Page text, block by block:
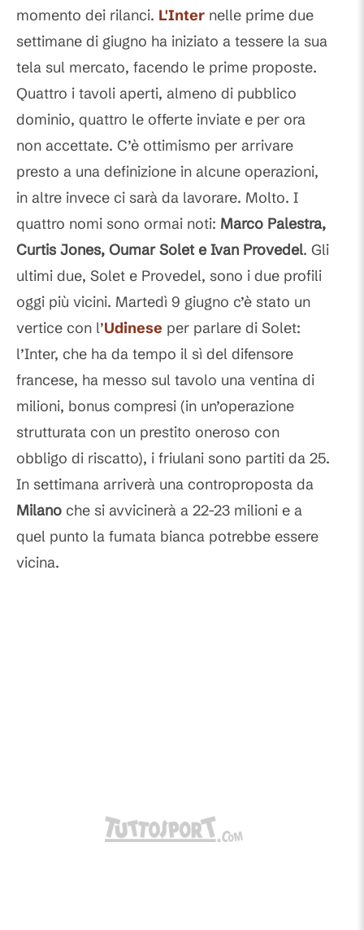
momento dei rilanci. L'Inter nelle prime due
settimane di giugno ha iniziato a tessere la sua
tela sul mercato, facendo le prime proposte.
Quattro i tavoli aperti, almeno di pubblico
dominio, quattro le offerte inviate e per ora
non accettate. C’è ottimismo per arrivare
presto a una definizione in alcune operazioni,
in altre invece ci sarà da lavorare. Molto. I
quattro nomi sono ormai noti: Marco Palestra,
Curtis Jones, Oumar Solet e Ivan Provedel. Gli
ultimi due, Solet e Provedel, sono i due profili
oggi più vicini. Martedì 9 giugno c’è stato un
vertice con l’Udinese per parlare di Solet:
l’Inter, che ha da tempo il sì del difensore
francese, ha messo sul tavolo una ventina di
milioni, bonus compresi (in un’operazione
strutturata con un prestito oneroso con
obbligo di riscatto), i friulani sono partiti da 25.
In settimana arriverà una controproposta da
Milano che si avvicinerà a 22-23 milioni e a
quel punto la fumata bianca potrebbe essere
vicina.